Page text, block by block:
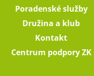
Poradenské služby
Družina a klub
Kontakt
Centrum podpory ZK